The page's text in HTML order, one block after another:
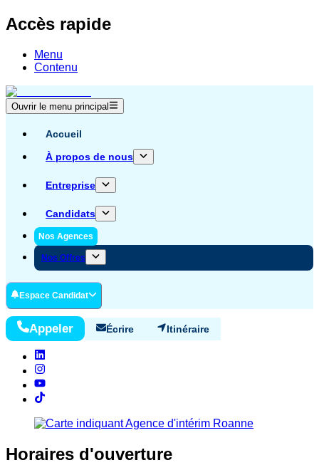
Accès rapide
Menu
Contenu
Ouvrir le menu principal
Accueil
À propos de nous
Entreprise
Candidats
Nos Agences
Nos Offres
Espace Candidat
Appeler Écrire Itinéraire
Horaires d'ouverture